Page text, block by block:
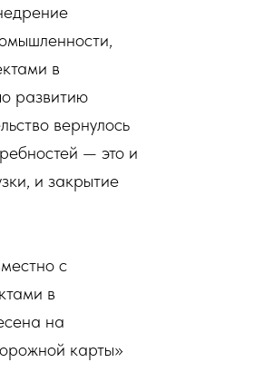
в
развитию
вернулось
— это и
и закрытие
с
в
на
карты»